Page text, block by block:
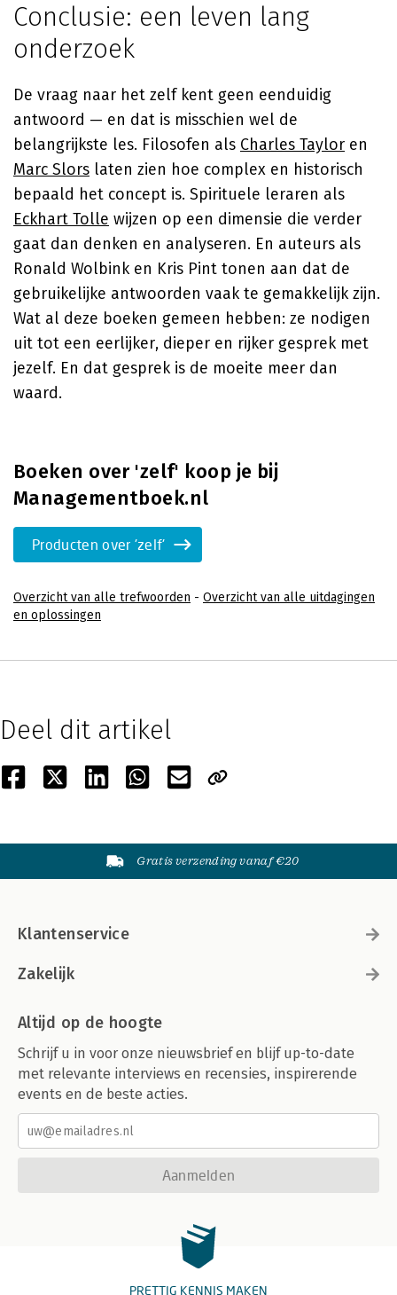
Conclusie: een leven lang
onderzoek
De vraag naar het zelf kent geen eenduidig
antwoord — en dat is misschien wel de
belangrijkste les. Filosofen als Charles Taylor en
Marc Slors laten zien hoe complex en historisch
bepaald het concept is. Spirituele leraren als
Eckhart Tolle wijzen op een dimensie die verder
gaat dan denken en analyseren. En auteurs als
Ronald Wolbink en Kris Pint tonen aan dat de
gebruikelijke antwoorden vaak te gemakkelijk zijn.
Wat al deze boeken gemeen hebben: ze nodigen
uit tot een eerlijker, dieper en rijker gesprek met
jezelf. En dat gesprek is de moeite meer dan
waard.
Boeken over 'zelf' koop je bij
Managementboek.nl
Producten over 'zelf'
Overzicht van alle trefwoorden - Overzicht van alle uitdagingen
en oplossingen
Deel dit artikel
Gratis verzending vanaf €20
Klantenservice
Zakelijk
Altijd op de hoogte
Schrijf u in voor onze nieuwsbrief en blijf up-to-date
met relevante interviews en recensies, inspirerende
events en de beste acties.
Aanmelden
PRETTIG KENNIS MAKEN